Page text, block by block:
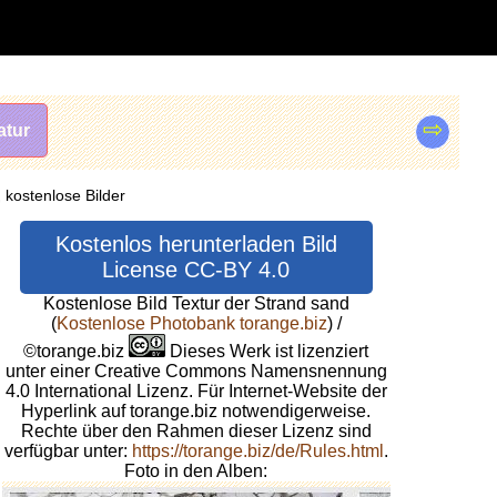
⇨
kostenlose Bilder
Kostenlos herunterladen Bild
License CC-BY 4.0
Kostenlose Bild Textur der Strand sand
(Kostenlose Photobank torange.biz) /
©torange.biz
Dieses Werk ist lizenziert
unter einer Creative Commons Namensnennung
4.0 International Lizenz. Für Internet-Website der
Hyperlink auf torange.biz notwendigerweise.
Rechte über den Rahmen dieser Lizenz sind
verfügbar unter: https://torange.biz/de/Rules.html .
Foto in den Alben: